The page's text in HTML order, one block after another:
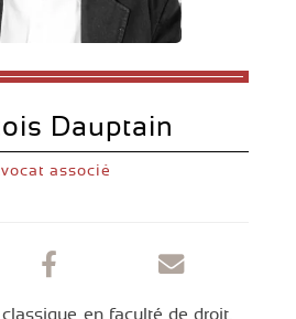
Dauptain
associé
en faculté de droit,